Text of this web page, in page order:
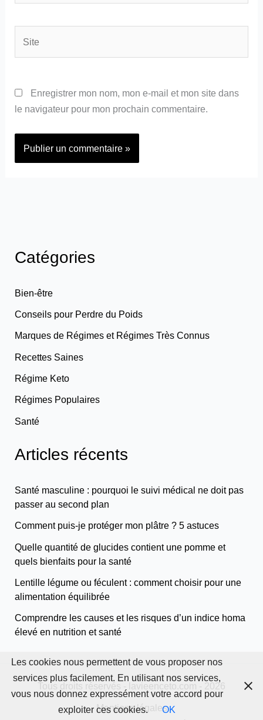
Enregistrer mon nom, mon e-mail et mon site dans
le navigateur pour mon prochain commentaire.
Catégories
Bien-être
Conseils pour Perdre du Poids
Marques de Régimes et Régimes Très Connus
Recettes Saines
Régime Keto
Régimes Populaires
Santé
Articles récents
Santé masculine : pourquoi le suivi médical ne doit pas
passer au second plan
Comment puis-je protéger mon plâtre ? 5 astuces
Quelle quantité de glucides contient une pomme et
quels bienfaits pour la santé
Lentille légume ou féculent : comment choisir pour une
alimentation équilibrée
Comprendre les causes et les risques d’un indice homa
élevé en nutrition et santé
Tous droits réservés - lavieenceto.com - 2026
Mentions légales
Les cookies nous permettent de vous proposer nos
services plus facilement. En utilisant nos services,
vous nous donnez expressément votre accord pour
exploiter ces cookies.
OK